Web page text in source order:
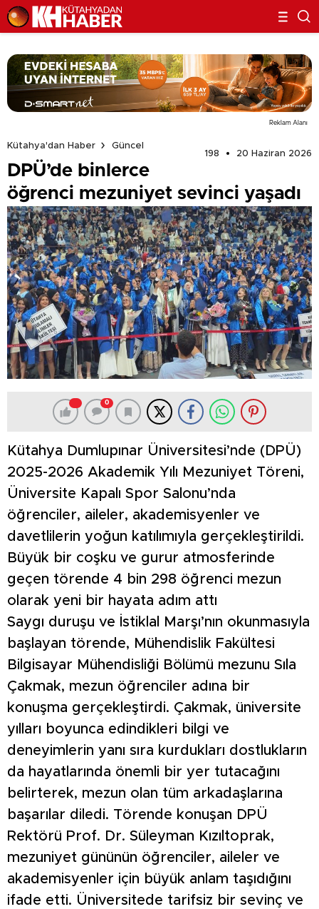
Reklam Alanı
Kütahya'dan Haber
Güncel
198
20 Haziran 2026
DPÜ’de binlerce
öğrenci mezuniyet sevinci yaşadı
0
Kütahya Dumlupınar Üniversitesi’nde (DPÜ)
2025-2026 Akademik Yılı Mezuniyet Töreni,
Üniversite Kapalı Spor Salonu’nda
öğrenciler, aileler, akademisyenler ve
davetlilerin yoğun katılımıyla gerçekleştirildi.
Büyük bir coşku ve gurur atmosferinde
geçen törende 4 bin 298 öğrenci mezun
olarak yeni bir hayata adım attı
Saygı duruşu ve İstiklal Marşı’nın okunmasıyla
başlayan törende, Mühendislik Fakültesi
Bilgisayar Mühendisliği Bölümü mezunu Sıla
Çakmak, mezun öğrenciler adına bir
konuşma gerçekleştirdi. Çakmak, üniversite
yılları boyunca edindikleri bilgi ve
deneyimlerin yanı sıra kurdukları dostlukların
da hayatlarında önemli bir yer tutacağını
belirterek, mezun olan tüm arkadaşlarına
başarılar diledi. Törende konuşan DPÜ
Rektörü Prof. Dr. Süleyman Kızıltoprak,
mezuniyet gününün öğrenciler, aileler ve
akademisyenler için büyük anlam taşıdığını
ifade etti. Üniversitede tarifsiz bir sevinç ve